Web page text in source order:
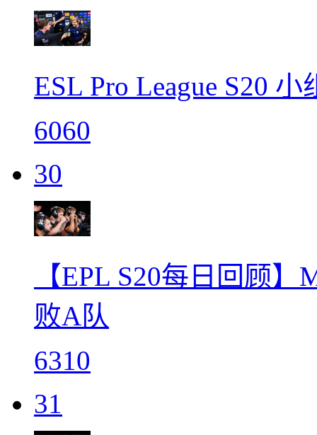
ESL Pro League S20
6060
30
【EPL S20每日回顾
败A队
6310
31